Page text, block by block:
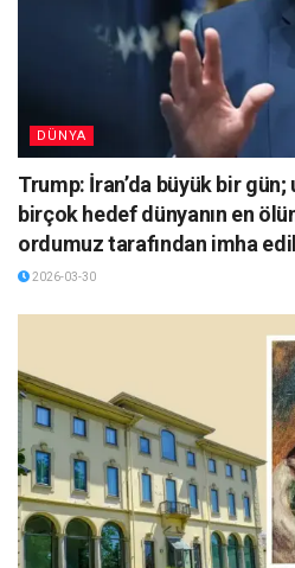
DÜNYA
Trump: İran’da büyük bir
birçok hedef dünyanın en
ordumuz tarafından imha
2026-03-30